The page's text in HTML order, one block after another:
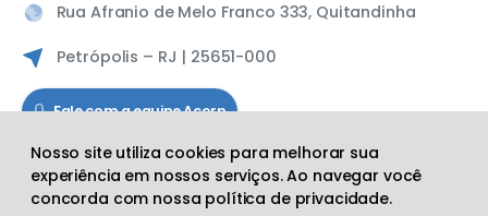
Nosso site utiliza cookies para melhorar sua
experiência em nossos serviços. Ao navegar você
concorda com nossa política de privacidade.
Rua Afranio de Melo Franco 333, Quitandinha
Petrópolis – RJ | 25651-000
Fale com a equipe Acorp
Siga a Acorp